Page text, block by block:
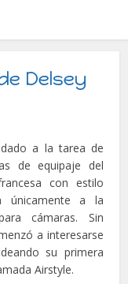
Delsey
a la tarea de
de equipaje del
con estilo
únicamente a la
cámaras. Sin
a interesarse
su primera
Airstyle.